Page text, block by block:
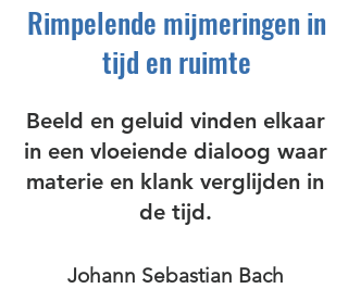
Rimpelende mijmeringen in
tijd en ruimte
Beeld en geluid vinden elkaar
in een vloeiende dialoog waar
materie en klank verglijden in
de tijd.
Johann Sebastian Bach